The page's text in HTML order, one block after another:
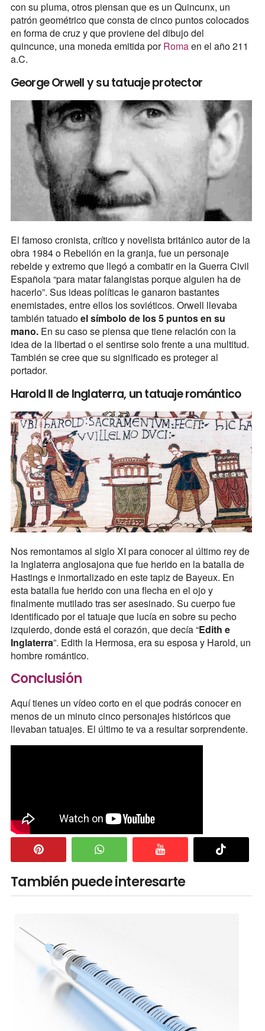
con su pluma, otros piensan que es un Quincunx, un
patrón geométrico que consta de cinco puntos colocados
en forma de cruz y que proviene del dibujo del
quincunce, una moneda emitida porRomaen el año 211
a.C.
George Orwell y su tatuaje protector
El famoso cronista, crítico y novelista británico autor de la
obra 1984 o Rebelión en la granja, fue un personaje
rebelde y extremo que llegó a combatir en la Guerra Civil
Española “para matar falangistas porque alguien ha de
hacerlo”. Sus ideas políticas le ganaron bastantes
enemistades, entre ellos los soviéticos. Orwell llevaba
también tatuadoel símbolo de los 5 puntos en su
mano.En su caso se piensa que tiene relación con la
idea de la libertad o el sentirse solo frente a una multitud.
También se cree que su significado es proteger al
portador.
Harold II de Inglaterra, un tatuaje romántico
Nos remontamos al siglo XI para conocer al último rey de
la Inglaterra anglosajona que fue herido en la batalla de
Hastings e inmortalizado en este tapiz de Bayeux. En
esta batalla fue herido con una flecha en el ojo y
finalmente mutilado tras ser asesinado. Su cuerpo fue
identificado por el tatuaje que lucía en sobre su pecho
izquierdo, donde está el corazón, que decía “Edith e
Inglaterra”. Edith la Hermosa, era su esposa y Harold, un
hombre romántico.
Conclusión
Aquí tienes un vídeo corto en el que podrás conocer en
menos de un minuto cinco personajes históricos que
llevaban tatuajes. El último te va a resultar sorprendente.
También puede interesarte